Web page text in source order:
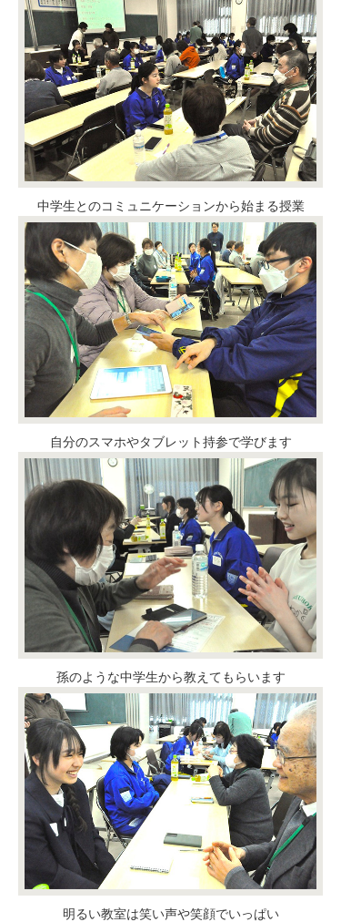
中学生とのコミュニケーションから始まる授業
自分のスマホやタブレット持参で学びます
孫のような中学生から教えてもらいます
明るい教室は笑い声や笑顔でいっぱい